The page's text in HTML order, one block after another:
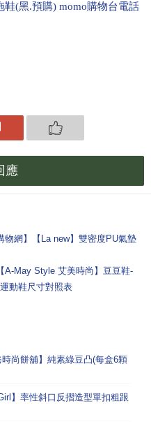
(黑.預購) momo購物台電話
應
物網】【La new】雙密度PU氣墊
A-May Style 艾美時尚】豆豆鞋-
動鞋尺寸對照表
尚餅舖】純素綠豆凸(每盒6顆
】率性斜口反摺造型單扣粗跟